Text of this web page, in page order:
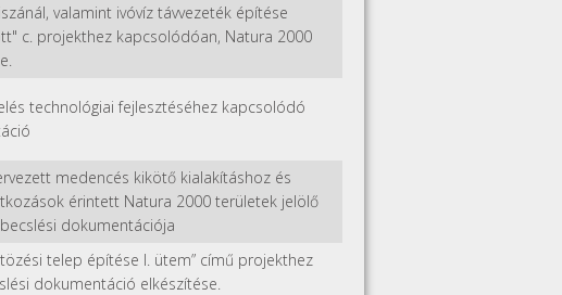
valamint ivóvíz távvezeték építése
c. projekthez kapcsolódóan, Natura 2000
technológiai fejlesztéséhez kapcsolódó
medencés kikötő kialakításhoz és
érintett Natura 2000 területek jelölő
dokumentációja
telep építése I. ütem” című projekthez
dokumentáció elkészítése.